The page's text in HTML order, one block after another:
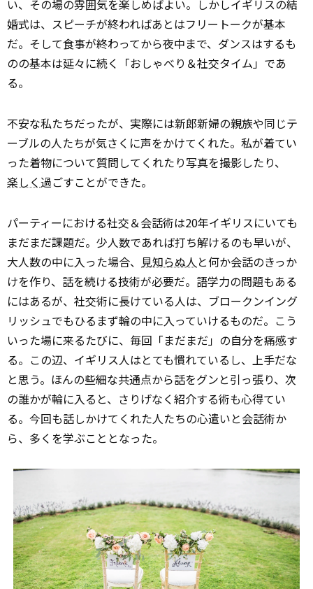
い、その場の雰囲気を楽しめばよい。しかしイギリスの結
婚式は、スピーチが終わればあとはフリートークが基本
だ。そして食事が終わってから夜中まで、ダンスはするも
のの基本は延々に続く「おしゃべり＆社交タイム」であ
る。
不安な私たちだったが、実際には新郎新婦の親族や同じテ
ーブルの人たちが気さくに声をかけてくれた。私が着てい
った着物について質問してくれたり写真を撮影したり、
楽しく過ごすことができた。
パーティーにおける社交＆会話術は20年イギリスにいても
まだまだ課題だ。少人数であれば打ち解けるのも早いが、
大人数の中に入った場合、 見知らぬ人と何か会話のきっか
けを作り、話を続ける技術が必要だ。語学力の問題もある
にはあるが、社交術に長けている人は、ブロークンイング
リッシュでもひるまず輪の中に入っていけるものだ。こう
いった場に来るたびに、毎回「まだまだ」の自分を痛感す
る。この辺、イギリス人はとても慣れているし、上手だな
と思う。ほんの些細な共通点から話をグンと引っ張り、次
の誰かが輪に入ると、さりげなく紹介する術も心得てい
る。今回も話しかけてくれた人たちの心遣いと会話術か
ら、多くを学ぶこととなった。